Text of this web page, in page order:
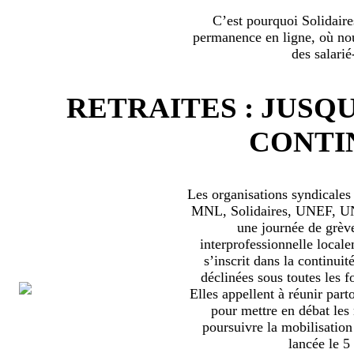
C’est pourquoi
permanence en ligne, où
des
RETRAITES :
Les organisations
MNL, Solidaires, UNEF,
une journée de
interprofessionnelle
s’inscrit dans la
déclinées sous toutes les
Elles appellent à réunir
pour mettre en débat
poursuivre la
lancée le 5